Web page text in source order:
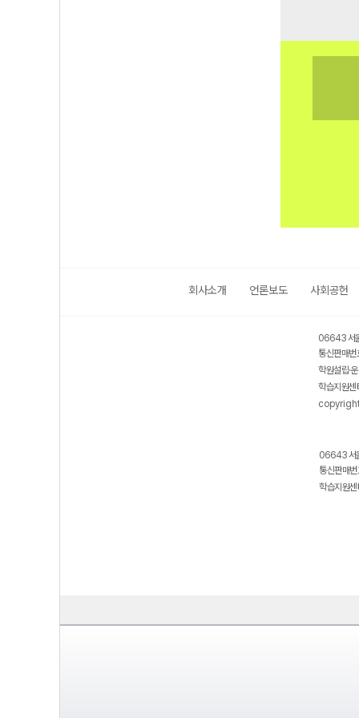
회사소개 언론보도 사회공헌
06643 서
통신판매
학원설립·
학습지원
06643 서
통신판매
학습지원